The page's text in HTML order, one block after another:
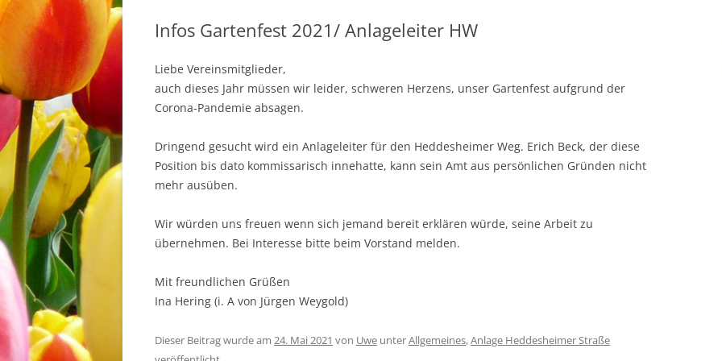
Infos Gartenfest 2021/ Anlageleiter HW
Liebe Vereinsmitglieder,
auch dieses Jahr müssen wir leider, schweren Herzens, unser Gartenfest aufgrund der
Corona-Pandemie absagen.
Dringend gesucht wird ein Anlageleiter für den Heddesheimer Weg. Erich Beck, der diese
Position bis dato kommissarisch innehatte, kann sein Amt aus persönlichen Gründen nicht
mehr ausüben.
Wir würden uns freuen wenn sich jemand bereit erklären würde, seine Arbeit zu
übernehmen. Bei Interesse bitte beim Vorstand melden.
Mit freundlichen Grüßen
Ina Hering (i. A von Jürgen Weygold)
Dieser Beitrag wurde am 24. Mai 2021 von Uwe unterAllgemeines,Anlage Heddesheimer Straße